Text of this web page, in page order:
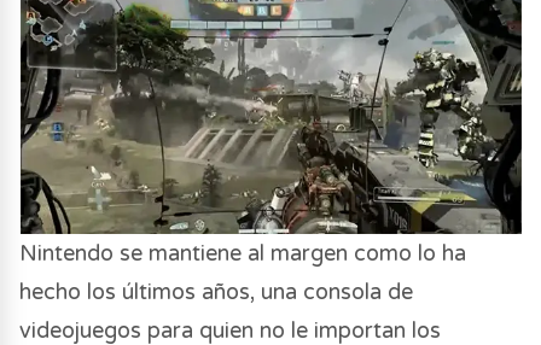
Nintendo se mantiene al margen como lo ha
hecho los últimos años, una consola de
videojuegos para quien no le importan los